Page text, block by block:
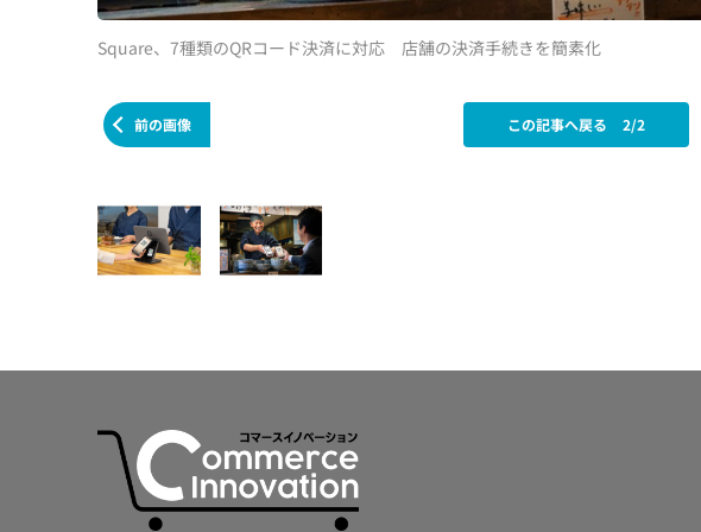
Square、7種類のQRコード決済に対応 店舗の決済手続きを簡素化
前の画像 この記事へ戻る 2/2